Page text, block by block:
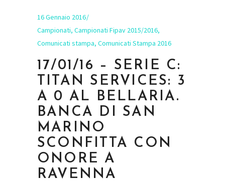
16 Gennaio 2016
Campionati, Campionati Fipav 2015/2016,
Comunicati stampa, Comunicati Stampa 2016
17/01/16 – SERIE C:
TITAN SERVICES: 3
A 0 AL BELLARIA.
BANCA DI SAN
MARINO
SCONFITTA CON
ONORE A
RAVENNA